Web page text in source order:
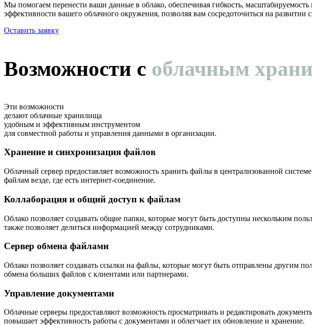
Мы помогаем перенести ваши данные в облако, обеспечивая гибкость,
эффективности вашего облачного окружения, позволяя вам сосредоточиться на развитии
Оставить заявку
Возможности с облачным
Эти возможности
делают облачные хранилища
удобным и эффективным инструментом
для совместной работы и управления данными в организации.
Хранение и синхронизация файлов
Облачный сервер предоставляет возможность хранить файлы в централизованной
файлам везде, где есть интернет-соединение.
Коллаборация и общий доступ к файлам
Облако позволяет создавать общие папки, которые могут быть доступны нескольким
также позволяет делиться информацией между сотрудниками.
Сервер обмена файлами
Облако позволяет создавать ссылки на файлы, которые могут быть отправлены другим
обмена больших файлов с клиентами или партнерами.
Управление документами
Облачные серверы предоставляют возможность просматривать и редактировать
повышает эффективность работы с документами и облегчает их обновление и хранение.